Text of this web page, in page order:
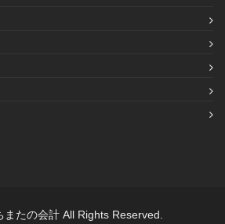
たの会計 All Rights Reserved.